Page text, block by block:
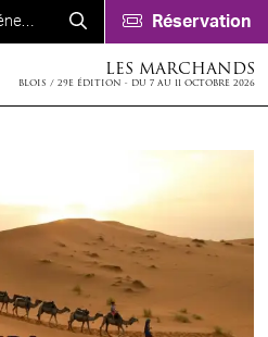
Réservation
LES MARCHANDS
BLOIS / 29E ÉDITION - DU 7 AU 11 OCTOBRE 2026